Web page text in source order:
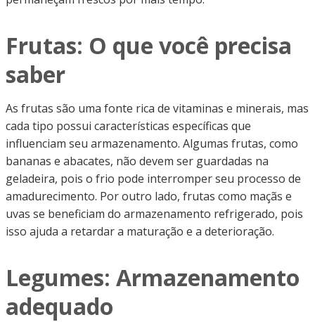
Frutas: O que você precisa
saber
As frutas são uma fonte rica de vitaminas e minerais, mas
cada tipo possui características específicas que
influenciam seu armazenamento. Algumas frutas, como
bananas e abacates, não devem ser guardadas na
geladeira, pois o frio pode interromper seu processo de
amadurecimento. Por outro lado, frutas como maçãs e
uvas se beneficiam do armazenamento refrigerado, pois
isso ajuda a retardar a maturação e a deterioração.
Legumes: Armazenamento
adequado